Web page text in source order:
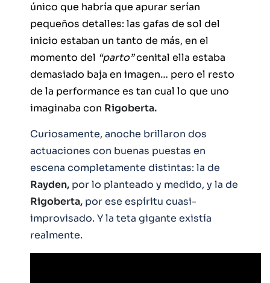
único que habría que apurar serían
pequeños detalles: las gafas de sol del
inicio estaban un tanto de más, en el
momento del “parto”cenital ella estaba
demasiado baja en imagen… pero el resto
de la performance es tan cual lo que uno
imaginaba con Rigoberta.
Curiosamente, anoche brillaron dos
actuaciones con buenas puestas en
escena completamente distintas: la de
Rayden, por lo planteado y medido, y la de
Rigoberta, por ese espíritu cuasi-
improvisado. Y la teta gigante existía
realmente.